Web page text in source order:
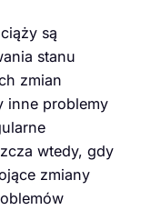
są
stanu
zmian
inne problemy
wtedy, gdy
zmiany